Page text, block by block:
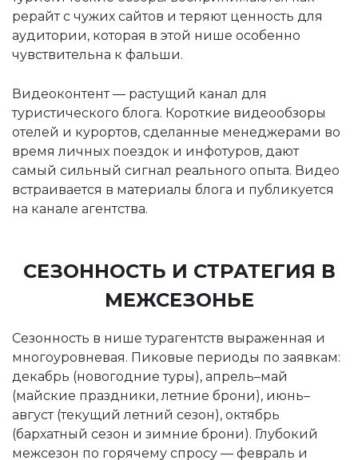
рерайт с чужих сайтов и теряют ценность для
аудитории, которая в этой нише особенно
чувствительна к фальши.
Видеоконтент — растущий канал для
туристического блога. Короткие видеообзоры
отелей и курортов, сделанные менеджерами во
время личных поездок и инфотуров, дают
самый сильный сигнал реального опыта. Видео
встраивается в материалы блога и публикуется
на канале агентства.
СЕЗОННОСТЬ И СТРАТЕГИЯ В
МЕЖСЕЗОНЬЕ
Сезонность в нише турагентств выраженная и
многоуровневая. Пиковые периоды по заявкам:
декабрь (новогодние туры), апрель–май
(майские праздники, летние брони), июнь–
август (текущий летний сезон), октябрь
(бархатный сезон и зимние брони). Глубокий
межсезон по горячему спросу — февраль и